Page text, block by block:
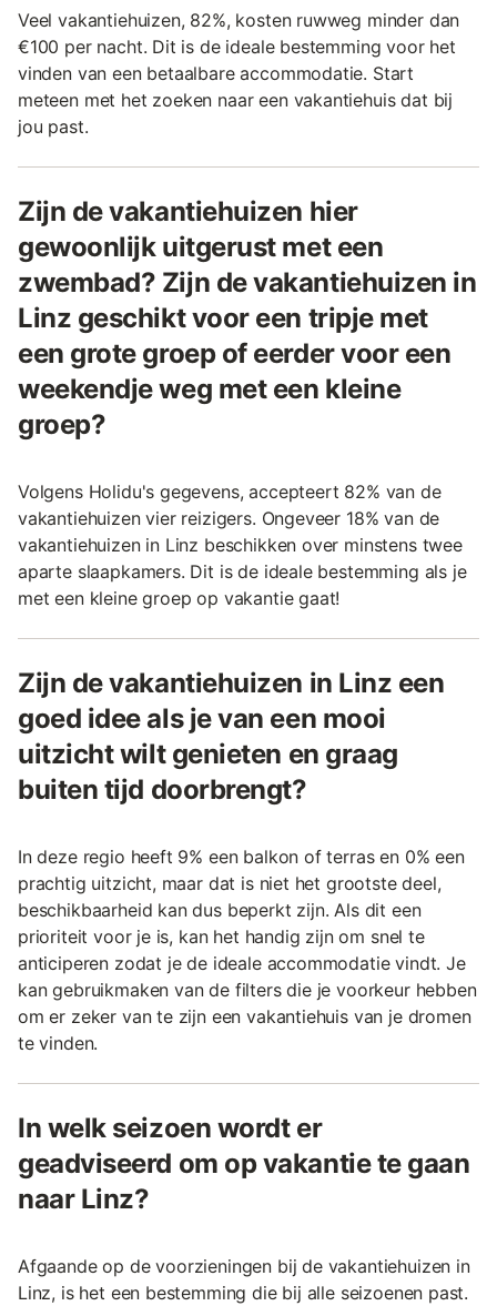
Veel vakantiehuizen, 82%, kosten ruwweg minder dan
€100 per nacht. Dit is de ideale bestemming voor het
vinden van een betaalbare accommodatie. Start
meteen met het zoeken naar een vakantiehuis dat bij
jou past.
Zijn de vakantiehuizen hier
gewoonlijk uitgerust met een
zwembad? Zijn de vakantiehuizen in
Linz geschikt voor een tripje met
een grote groep of eerder voor een
weekendje weg met een kleine
groep?
Volgens Holidu's gegevens, accepteert 82% van de
vakantiehuizen vier reizigers. Ongeveer 18% van de
vakantiehuizen in Linz beschikken over minstens twee
aparte slaapkamers. Dit is de ideale bestemming als je
met een kleine groep op vakantie gaat!
Zijn de vakantiehuizen in Linz een
goed idee als je van een mooi
uitzicht wilt genieten en graag
buiten tijd doorbrengt?
In deze regio heeft 9% een balkon of terras en 0% een
prachtig uitzicht, maar dat is niet het grootste deel,
beschikbaarheid kan dus beperkt zijn. Als dit een
prioriteit voor je is, kan het handig zijn om snel te
anticiperen zodat je de ideale accommodatie vindt. Je
kan gebruikmaken van de filters die je voorkeur hebben
om er zeker van te zijn een vakantiehuis van je dromen
te vinden.
In welk seizoen wordt er
geadviseerd om op vakantie te gaan
naar Linz?
Afgaande op de voorzieningen bij de vakantiehuizen in
Linz, is het een bestemming die bij alle seizoenen past.